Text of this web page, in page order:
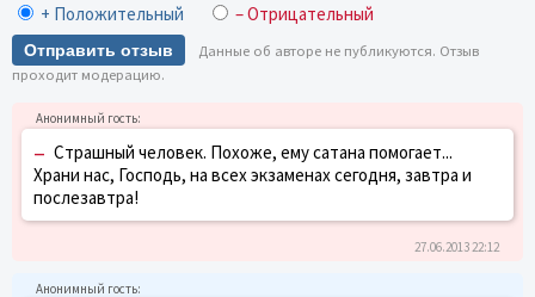
+ Положительный – Отрицательный
Отправить отзыв
Данные об авторе не публикуются. Отзыв
проходит модерацию.
– Страшный человек. Похоже, ему сатана помогает...
Храни нас, Господь, на всех экзаменах сегодня, завтра и
послезавтра!
27.06.2013 22:12